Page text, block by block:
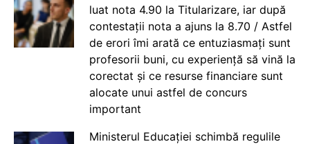
luat nota 4.90 la Titularizare, iar după
contestații nota a ajuns la 8.70 / Astfel
de erori îmi arată ce entuziasmați sunt
profesorii buni, cu experiență să vină la
corectat și ce resurse financiare sunt
alocate unui astfel de concurs
important
Ministerul Educației schimbă regulile